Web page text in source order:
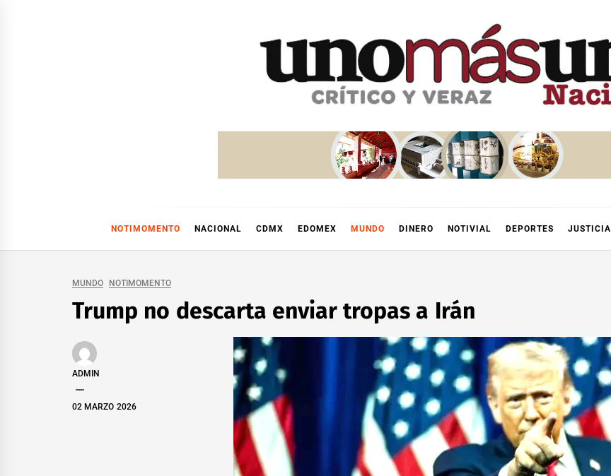
NOTIMOMENTO NACIONAL CDMX EDOMEX MUNDO DINERO NOTIVIAL DEPORTES JUSTICIA
MUNDO NOTIMOMENTO
Trump no descarta enviar tropas a Irán
ADMIN
02 MARZO 2026